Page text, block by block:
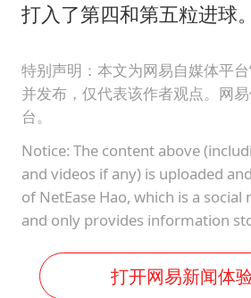
打入了第四和第五粒进球。
特别声明：本文为网易自媒体平
并发布，仅代表该作者观点。网
台。
Notice: The content above
and videos if any) is uploaded
of NetEase Hao, which is a
and only provides information
打开网易新闻体